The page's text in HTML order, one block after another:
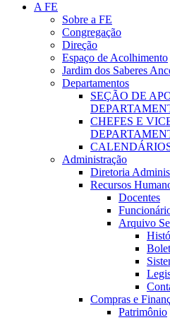
A FE
Sobre a FE
Congregação
Direção
Espaço de Acolhimento
Jardim dos Saberes
Departamentos
SEÇÃO DE
CHEFES E
Administração
Diretoria
Recursos
Docentes
Arquivo
Compras e
Patrimônio